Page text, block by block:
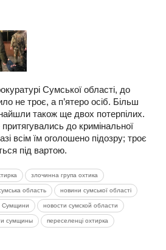
Сумської області, до
не троє, а п’ятеро осіб. Більш
також ще двох потерпілих.
до кримінальної
всім їм оголошено підозру; троє
під вартою.
злочинна група охтика
область новини сумської області
Сумщини новости сумской области
сумщины переселенці охтирка